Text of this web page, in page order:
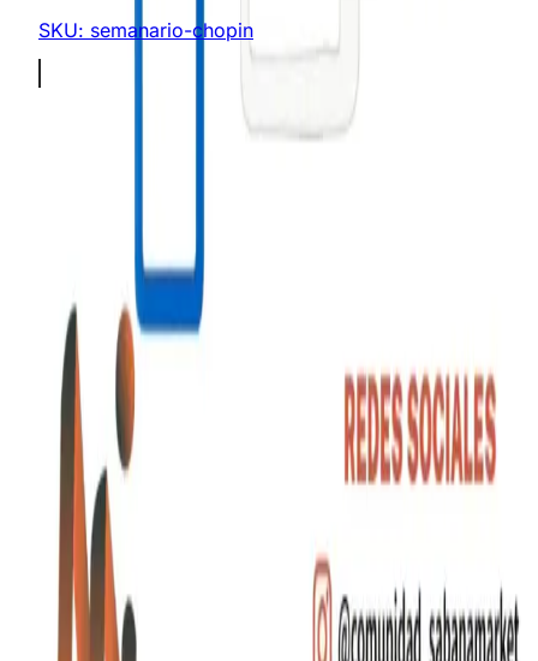
SKU: semanario-chopin
Enlaces Rápidos
Catálogo
Desarrollos
Sobre Nosotros
Cotizar Productos
Contacto
Categorías
Artículos de Escritura
Bebidas
Bolsos y Morrales